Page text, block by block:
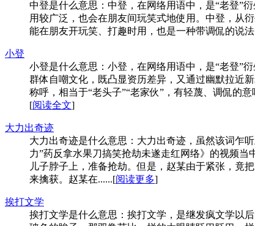
中登是什么意思：中登，在网络用语中，是“老登”
用较广泛，也会在朋友间玩笑式地使用。中登，从
能在朋友开玩笑、打趣时用，也是一种带调侃的说
小登
小登是什么意思：小登，在网络用语中，是“老登”
群体自嘲文化，既凸显资历差异，又通过幽默拉近
称呼，相当于“老头子”“老家伙”，有轻蔑、调侃的
[阅读全文]
大力出奇迹
大力出奇迹是什么意思：大力出奇迹，虽然该词乍
力”药反拿水果刀搞笑抢劫未遂走红网络》的视频
儿子脖子上，准备抢劫。但是，赵某由于紧张，竟
来擒获。赵某在......[阅读更多]
挨打文学
挨打文学是什么意思：挨打文学，是继发疯文学以